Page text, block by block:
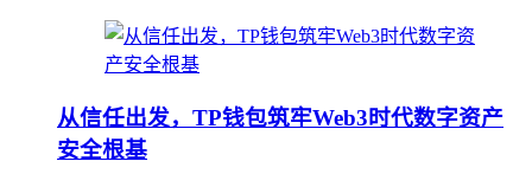
从信任出发，TP钱包筑牢Web3时代数字资产
安全根基